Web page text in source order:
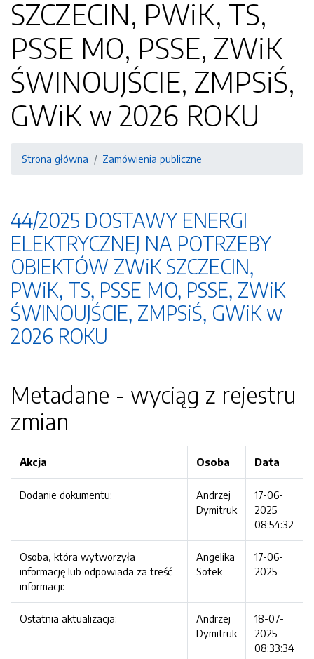
SZCZECIN, PWiK, TS,
PSSE MO, PSSE, ZWiK
ŚWINOUJŚCIE, ZMPSiŚ,
GWiK w 2026 ROKU
Strona główna Zamówienia publiczne
44/2025 DOSTAWY ENERGI
ELEKTRYCZNEJ NA POTRZEBY
OBIEKTÓW ZWiK SZCZECIN,
PWiK, TS, PSSE MO, PSSE, ZWiK
ŚWINOUJŚCIE, ZMPSiŚ, GWiK w
2026 ROKU
Metadane - wyciąg z rejestru
zmian
Akcja Osoba Data
Dodanie dokumentu:
Andrzej
Dymitruk
17-06-
2025
08:54:32
Osoba, która wytworzyła
informację lub odpowiada za treść
informacji:
Angelika
Sotek
17-06-
2025
Ostatnia aktualizacja:
Andrzej
Dymitruk
18-07-
2025
08:33:34